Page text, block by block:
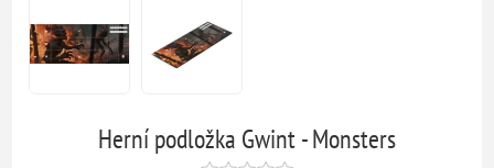
Herní podložka Gwint - Monsters